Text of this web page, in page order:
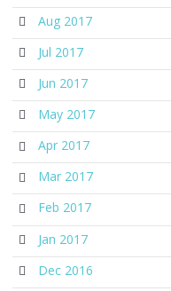
Aug 2017
Jul 2017
Jun 2017
May 2017
Apr 2017
Mar 2017
Feb 2017
Jan 2017
Dec 2016